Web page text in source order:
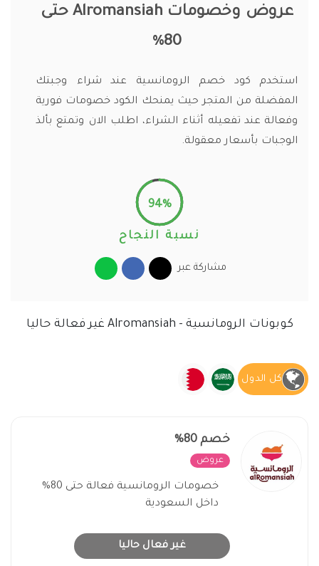
عروض وخصومات Alromansiah حتى
80%
استخدم كود خصم الرومانسية عند شراء وجبتك
المفضلة من المتجر حيث يمنحك الكود خصومات فورية
وفعالة عند تفعيله أثناء الشراء، اطلب الان وتمتع بألذ
الوجبات بأسعار معقولة.
94%
نسبة النجاح
مشاركة عبر
كوبونات الرومانسية - Alromansiah غير فعالة حاليا
كل الدول
خصم 80%
عروض
خصومات الرومانسية فعالة حتى 80%
داخل السعودية
غير فعال حاليا